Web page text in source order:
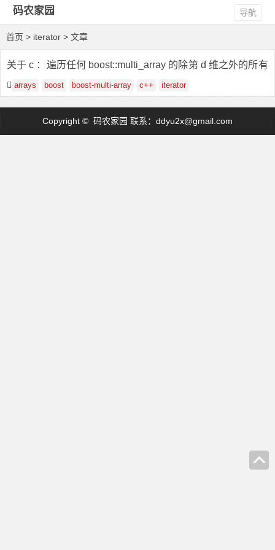
码农家园 导航
首页 > iterator > 文章
关于 c ：遍历任何 boost::multi_array 的除第 d 维之外的所有
维度
arrays boost boost-multi-array c++ iterator
Copyright © 码农家园 联系： ddyu2x@gmail.com